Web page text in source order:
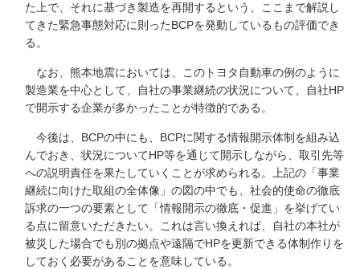
た上で、それに基づき製造を再開するという、ここまで解説し
てきた緊急事態対応に則ったBCPを発動しているもの評価でき
る。
なお、熊本地震においては、このトヨタ自動車の例のように
製造業を中心として、自社の事業継続の状況について、自社HP
で開示する企業が多かったことが特徴的である。
今後は、BCPの中にも、BCPに関する情報開示体制を組み込
んでおき、状況についてHP等を通じて開示しながら、取引先等
への説明責任を果たしていくことが求められる。上記の「事業
継続に向けた取組の全体像」の図の中でも、社会的使命の徹底
訴求の一つの要素として「情報開示の徹底・促進」を挙げてい
る点に留意いただきたい。これは言い換えれば、自社の本社が
被災した場合でも別の拠点や遠隔でHPを更新できる体制作りを
しておく必要があることを意味している。